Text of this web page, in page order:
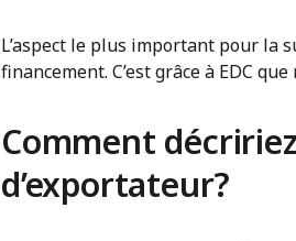
L’aspect le plus important pour la
financement. C’est grâce à EDC
Comment
d’exportateur?